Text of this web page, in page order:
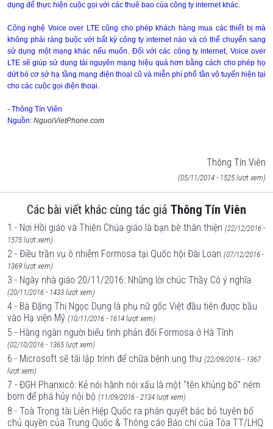
dụng để thực hiện cuộc gọi với các thuê bao của công ty internet khác.
Công nghệ Voice over LTE cũng cho phép khách hàng mua các thiết bị mà
không phải ràng buộc với bất kỳ công ty internet nào và có thể chuyển sang
sử dụng một mạng khác nếu muốn. Đối với các công ty internet, Voice over
LTE sẽ giúp sử dụng tài nguyên mạng hiệu quả hơn bằng cách cho phép họ
dứt bỏ cơ sở hạ tầng mạng điện thoại cũ và miễn phí phổ tần vô tuyến hiện tại
cho các cuộc gọi điện thoại.
- Thông Tín Viên
Nguồn: NguoiVietPhone.com
Thông Tín Viên
(05/11/2014 - 1525 lượt xem)
Các bài viết khác cùng tác giả Thông Tín Viên
1 - Nơi Hồi giáo và Thiên Chúa giáo là bạn bè thân thiện (22/12/2016 -
1575 lượt xem)
2 - Điều trần vụ ô nhiễm Formosa tại Quốc hội Đài Loan (07/12/2016 -
1369 lượt xem)
3 - Ngày nhà giáo 20/11/2016: Những lời chúc Thầy Cô ý nghĩa
(20/11/2016 - 1433 lượt xem)
4 - Bà Đặng Thị Ngọc Dung là phụ nữ gốc Việt đầu tiên được bầu
vào Hạ viện Mỹ (10/11/2016 - 1614 lượt xem)
5 - Hàng ngàn người biểu tình phản đối Formosa ở Hà Tĩnh
(02/10/2016 - 1365 lượt xem)
6 - Microsoft sẽ tái lập trình để chữa bệnh ung thư (22/09/2016 - 1367
lượt xem)
7 - ĐGH Phanxicô: Kẻ nói hành nói xấu là một “tên khủng bố” ném
bom để phá hủy nội bộ (11/09/2016 - 2134 lượt xem)
8 - Toà Trọng tài Liên Hiệp Quốc ra phán quyết bác bỏ tuyên bố
chủ quyền của Trung Quốc & Thông cáo Báo chí của Tòa TT/LHQ